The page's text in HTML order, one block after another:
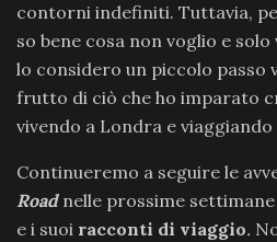
contorni indefiniti. Tuttavia,
so bene cosa non voglio e
lo considero un piccolo passo
frutto di ciò che ho imparato
vivendo a Londra e
Continueremo a seguire le
Road nelle prossime
e i suoi racconti di viaggio.